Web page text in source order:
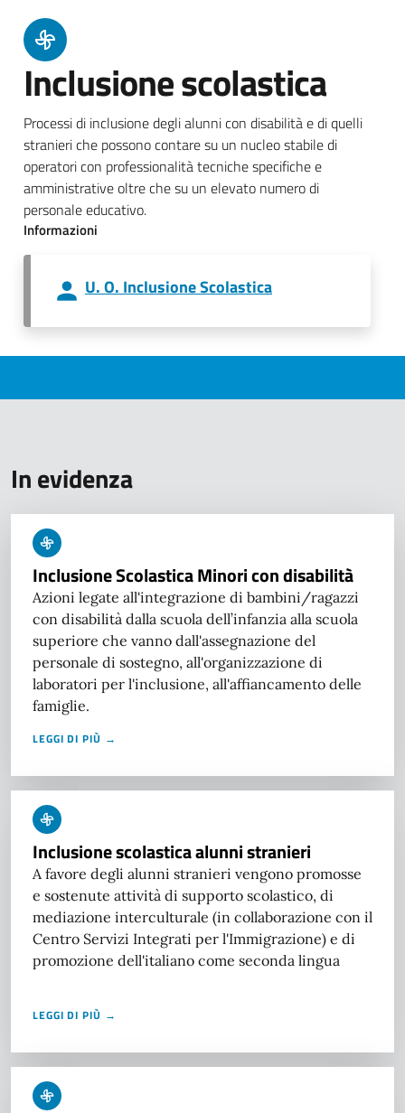
Inclusione scolastica
Processi di inclusione degli alunni con disabilità e di quelli
stranieri che possono contare su un nucleo stabile di
operatori con professionalità tecniche specifiche e
amministrative oltre che su un elevato numero di
personale educativo.
Informazioni
U. O. Inclusione Scolastica
In evidenza
Inclusione Scolastica Minori con disabilità
Azioni legate all'integrazione di bambini/ragazzi
con disabilità dalla scuola dell’infanzia alla scuola
superiore che vanno dall'assegnazione del
personale di sostegno, all'organizzazione di
laboratori per l'inclusione, all'affiancamento delle
famiglie.
LEGGI DI PIÙ →
Inclusione scolastica alunni stranieri
A favore degli alunni stranieri vengono promosse
e sostenute attività di supporto scolastico, di
mediazione interculturale (in collaborazione con il
Centro Servizi Integrati per l'Immigrazione) e di
promozione dell'italiano come seconda lingua
LEGGI DI PIÙ →